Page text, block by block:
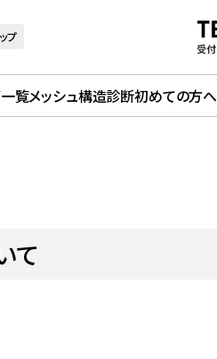
プ
覧メッシュ構造診断初めての方へ
て